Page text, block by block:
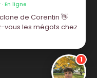
1
En ligne
de Corentin 👋
vous les mégots chez